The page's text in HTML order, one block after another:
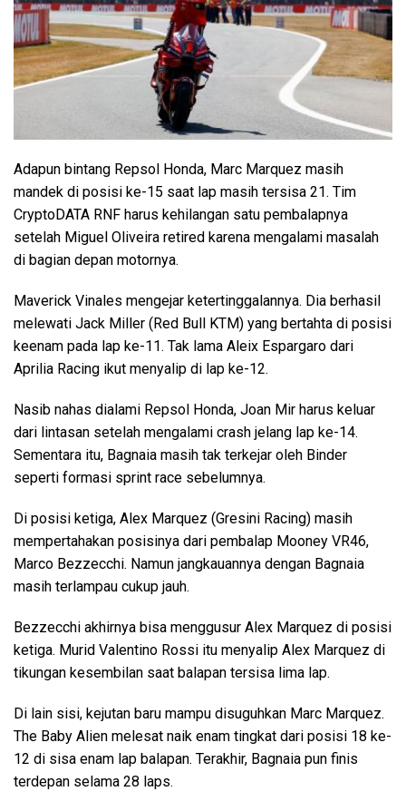
Adapun bintang Repsol Honda, Marc Marquez masih
mandek di posisi ke-15 saat lap masih tersisa 21. Tim
CryptoDATA RNF harus kehilangan satu pembalapnya
setelah Miguel Oliveira retired karena mengalami masalah
di bagian depan motornya.
Maverick Vinales mengejar ketertinggalannya. Dia berhasil
melewati Jack Miller (Red Bull KTM) yang bertahta di posisi
keenam pada lap ke-11. Tak lama Aleix Espargaro dari
Aprilia Racing ikut menyalip di lap ke-12.
Nasib nahas dialami Repsol Honda, Joan Mir harus keluar
dari lintasan setelah mengalami crash jelang lap ke-14.
Sementara itu, Bagnaia masih tak terkejar oleh Binder
seperti formasi sprint race sebelumnya.
Di posisi ketiga, Alex Marquez (Gresini Racing) masih
mempertahakan posisinya dari pembalap Mooney VR46,
Marco Bezzecchi. Namun jangkauannya dengan Bagnaia
masih terlampau cukup jauh.
Bezzecchi akhirnya bisa menggusur Alex Marquez di posisi
ketiga. Murid Valentino Rossi itu menyalip Alex Marquez di
tikungan kesembilan saat balapan tersisa lima lap.
Di lain sisi, kejutan baru mampu disuguhkan Marc Marquez.
The Baby Alien melesat naik enam tingkat dari posisi 18 ke-
12 di sisa enam lap balapan. Terakhir, Bagnaia pun finis
terdepan selama 28 laps.